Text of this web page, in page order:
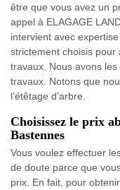
être que vous avez un
appel à ELAGAGE
intervient avec
strictement choisis pour
travaux. Nous avons
travaux. Notons que
l’étêtage d’arbre.
Choisissez le prix
Bastennes
Vous voulez effectuer
de doute parce que
prix. En fait, pour